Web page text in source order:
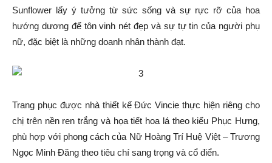
Sunflower lấy ý tưởng từ sức sống và sự rực rỡ của hoa
hướng dương để tôn vinh nét đẹp và sự tự tin của người phụ
nữ, đặc biệt là những doanh nhân thành đạt.
Trang phục được nhà thiết kế Đức Vincie thực hiện riêng cho
chị trên nền ren trắng và họa tiết hoa lá theo kiểu Phục Hưng,
phù hợp với phong cách của Nữ Hoàng Trí Huệ Việt – Trương
Ngọc Minh Đăng theo tiêu chí sang trọng và cổ điển.